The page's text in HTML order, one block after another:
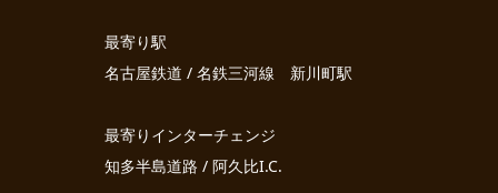
最寄り駅
名古屋鉄道 / 名鉄三河線 新川町駅
最寄りインターチェンジ
知多半島道路 / 阿久比I.C.